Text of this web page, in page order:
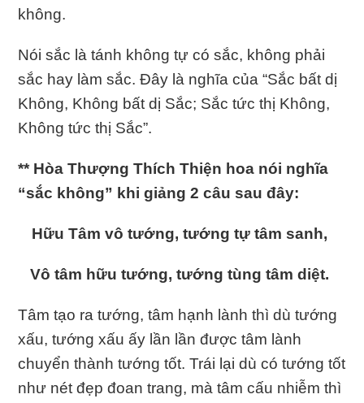
không.
Nói sắc là tánh không tự có sắc, không phải
sắc hay làm sắc. Ðây là nghĩa của “Sắc bất dị
Không, Không bất dị Sắc; Sắc tức thị Không,
Không tức thị Sắc”.
** Hòa Thượng Thích Thiện hoa nói nghĩa
“sắc không” khi giảng 2 câu sau đây:
Hữu Tâm vô tướng, tướng tự tâm sanh,
Vô tâm hữu tướng, tướng tùng tâm diệt.
Tâm tạo ra tướng, tâm hạnh lành thì dù tướng
xấu, tướng xấu ấy lần lần được tâm lành
chuyển thành tướng tốt. Trái lại dù có tướng tốt
như nét đẹp đoan trang, mà tâm cấu nhiễm thì